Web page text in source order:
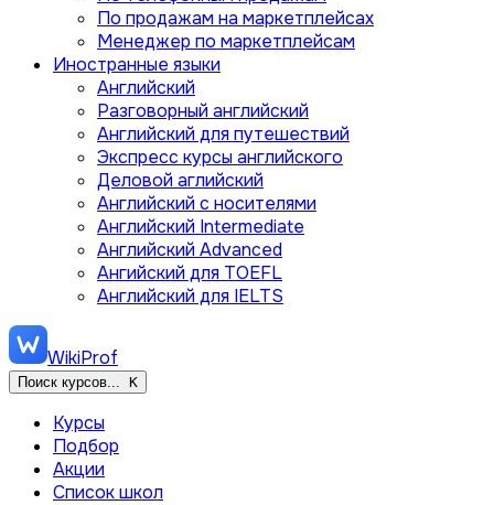
По продажам на маркетплейсах
Менеджер по маркетплейсам
Иностранные языки
Английский
Разговорный английский
Английский для путешествий
Экспресс курсы английского
Деловой аглийский
Английский с носителями
Английский Intermediate
Английский Advanced
Ангийский для TOEFL
Английский для IELTS
WikiProf
Поиск курсов... K
Курсы
Подбор
Акции
Список школ